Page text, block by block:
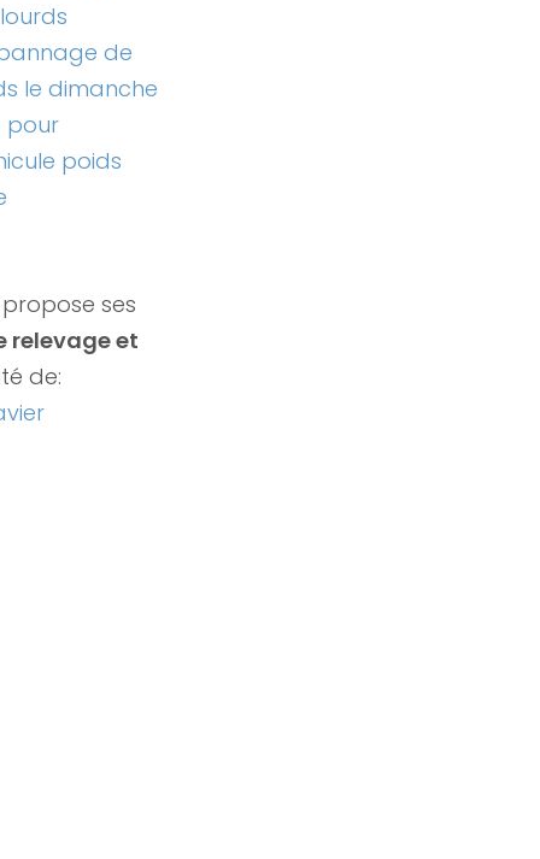
de
le dimanche
pour
poids
ses
relevage et
de: